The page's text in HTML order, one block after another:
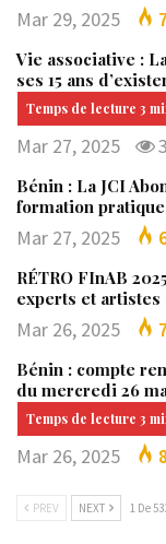
Mar 29, 2025
Vie associative :
ses 15 ans
Mar 27, 2025
Bénin : La JCI
formation
Mar 27, 2025
RÉTRO FInAB
experts et
Mar 26, 2025
Bénin : compte
du mercredi 26
Mar 26, 2025
PREV NEXT 1 De